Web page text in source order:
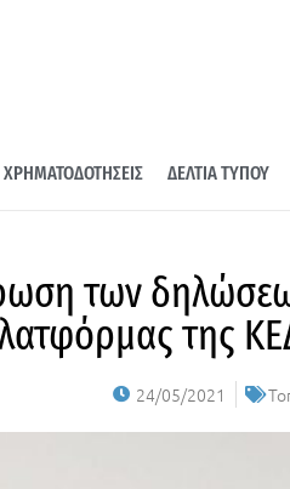
ΧΡΗΜΑΤΟΔΟΤΗΣΕΙΣ ΔΕΛΤΙΑ ΤΥΠΟΥ
των
της
24/05/2021